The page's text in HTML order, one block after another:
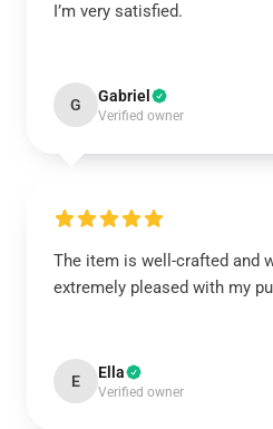
I’m very satisfied.
G Gabriel
Verified owner
The item is well-crafted and
extremely pleased with my
E Ella
Verified owner